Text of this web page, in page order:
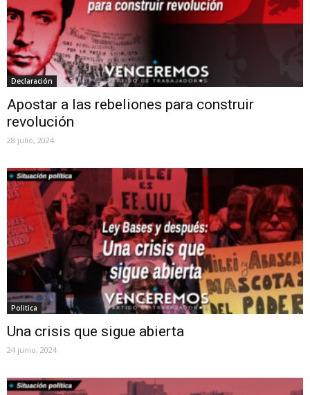
Declaración
Apostar a las rebeliones para construir
revolución
28 julio, 2024
Politica
Una crisis que sigue abierta
24 junio, 2024